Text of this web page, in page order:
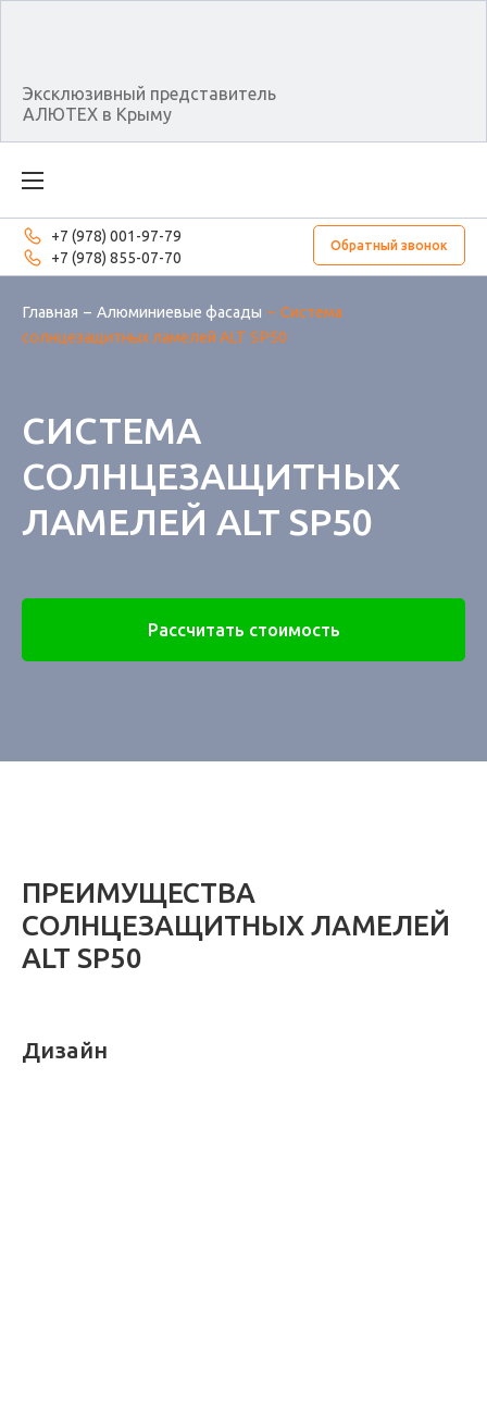
Эксклюзивный представитель
АЛЮТЕХ в Крыму
+7 (978) 001-97-79
+7 (978) 855-07-70
Обратный звонок
Главная Алюминиевые фасады
Система
солнцезащитных ламелей ALT SP50
СИСТЕМА
СОЛНЦЕЗАЩИТНЫХ
ЛАМЕЛЕЙ ALT SP50
Рассчитать стоимость
ПРЕИМУЩЕСТВА
СОЛНЦЕЗАЩИТНЫХ ЛАМЕЛЕЙ
ALT SP50
Дизайн